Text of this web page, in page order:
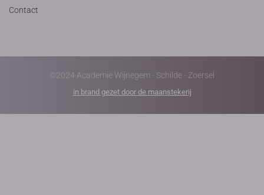
Contact
©2024 Academie Wijnegem - Schilde - Zoersel
in brand gezet door de maanstekerij